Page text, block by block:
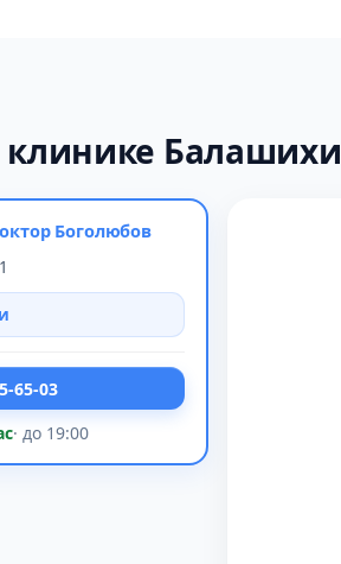
Балашихи
Боголюбов
65-03
· до 19:00